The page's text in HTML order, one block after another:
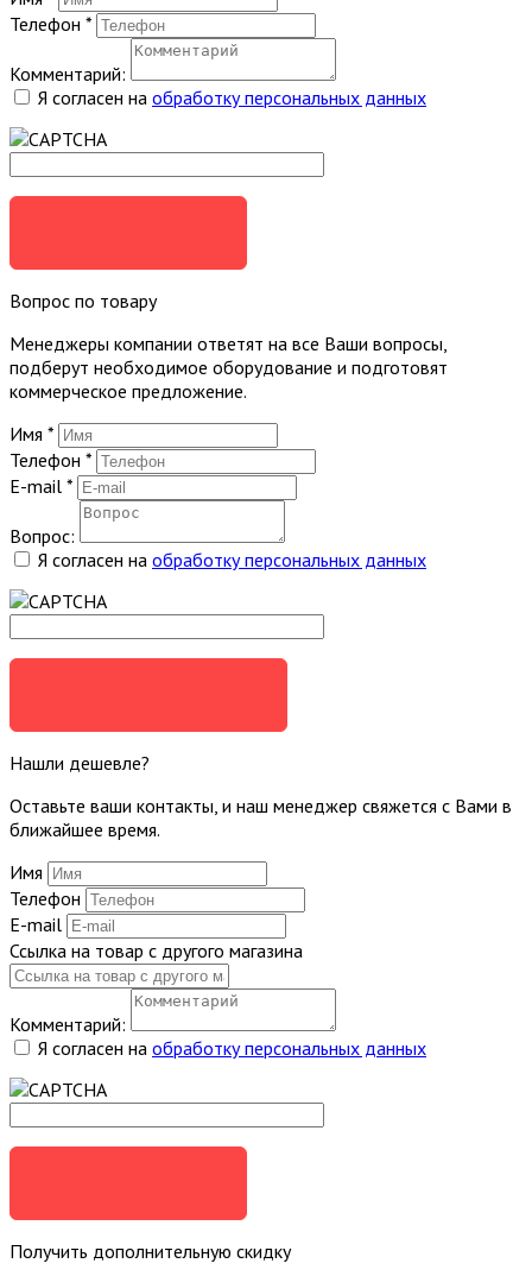
Телефон *
Комментарий:
Я согласен на обработку персональных данных
Вопрос по товару
Менеджеры компании ответят на все Ваши вопросы,
подберут необходимое оборудование и подготовят
коммерческое предложение.
Имя *
Телефон *
E-mail *
Вопрос:
Я согласен на обработку персональных данных
Нашли дешевле?
Оставьте ваши контакты, и наш менеджер свяжется с Вами в
ближайшее время.
Имя
Телефон
E-mail
Ссылка на товар с другого магазина
Комментарий:
Я согласен на обработку персональных данных
Получить дополнительную скидку